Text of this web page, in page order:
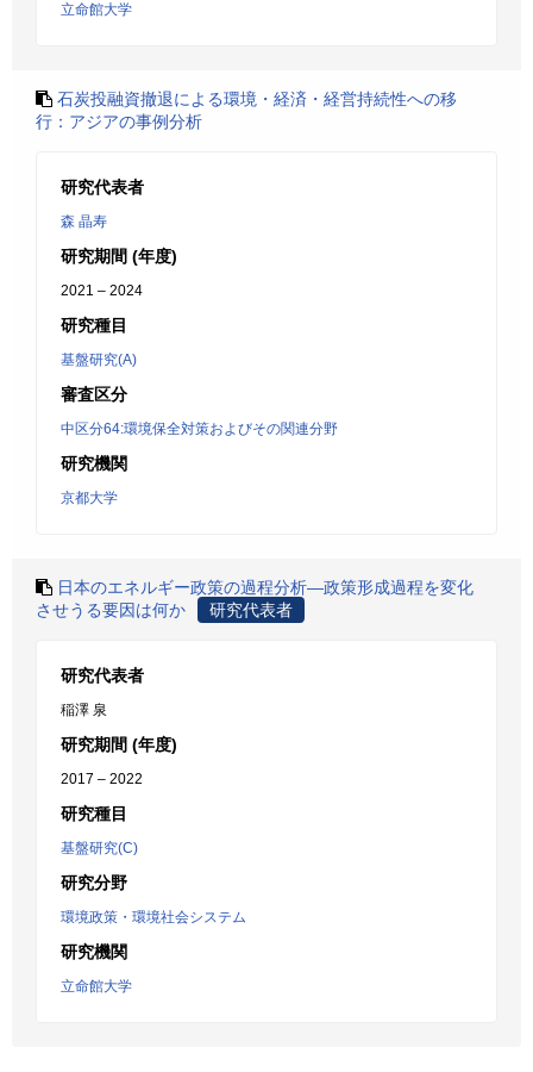
立命館大学
石炭投融資撤退による環境・経済・経営持続性への移
行：アジアの事例分析
研究代表者
森 晶寿
研究期間 (年度)
2021 – 2024
研究種目
基盤研究(A)
審査区分
中区分64:環境保全対策およびその関連分野
研究機関
京都大学
日本のエネルギー政策の過程分析―政策形成過程を変化
させうる要因は何か
研究代表者
研究代表者
稲澤 泉
研究期間 (年度)
2017 – 2022
研究種目
基盤研究(C)
研究分野
環境政策・環境社会システム
研究機関
立命館大学